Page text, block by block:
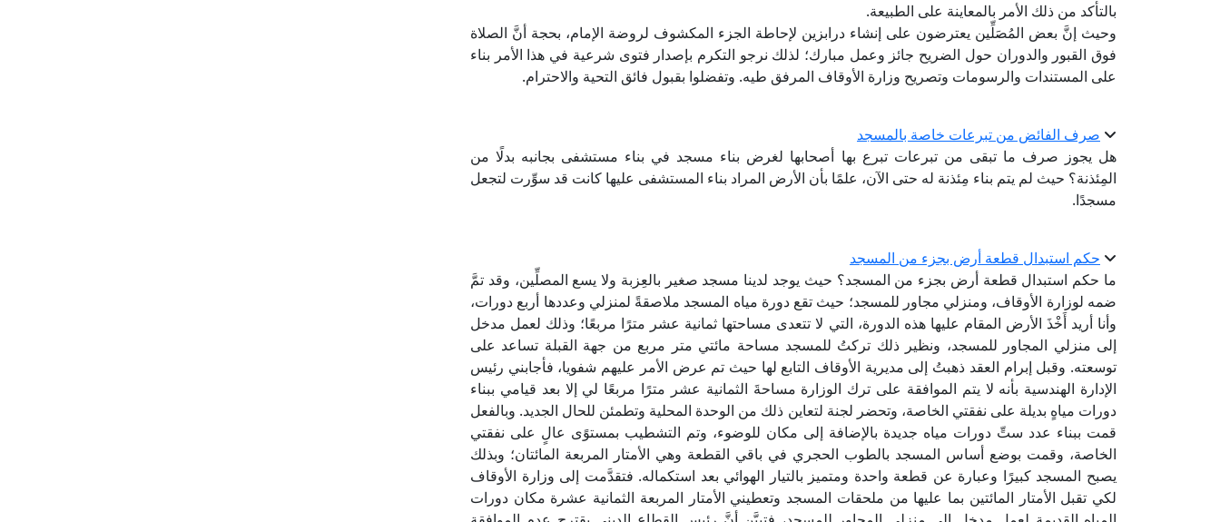
بالتأكد من ذلك الأمر بالمعاينة على الطبيعة.
وحيث إنَّ بعض المُصَلِّين يعترضون على إنشاء درابزين لإحاطة الجزء المكشوف لروضة الإمام، بحجة أنَّ الصلاة
فوق القبور والدوران حول الضريح جائز وعمل مبارك؛ لذلك نرجو التكرم بإصدار فتوى شرعية في هذا الأمر بناء
على المستندات والرسومات وتصريح وزارة الأوقاف المرفق طيه. وتفضلوا بقبول فائق التحية والاحترام.
صرف الفائض من تبرعات خاصة بالمسجد
هل يجوز صرف ما تبقى من تبرعات تبرع بها أصحابها لغرض بناء مسجد في بناء مستشفى بجانبه بدلًا من
المِئذنة؟ حيث لم يتم بناء مِئذنة له حتى الآن، علمًا بأن الأرض المراد بناء المستشفى عليها كانت قد سوِّرت لتجعل
مسجدًا.
حكم استبدال قطعة أرض بجزء من المسجد
ما حكم استبدال قطعة أرض بجزء من المسجد؟ حيث يوجد لدينا مسجد صغير بالعِزبة ولا يسع المصلِّين، وقد تمَّ
ضمه لوزارة الأوقاف، ومنزلي مجاور للمسجد؛ حيث تقع دورة مياه المسجد ملاصقةً لمنزلي وعددها أربع دورات،
وأنا أريد أَخْذَ الأرض المقام عليها هذه الدورة، التي لا تتعدى مساحتها ثمانية عشر مترًا مربعًا؛ وذلك لعمل مدخل
إلى منزلي المجاور للمسجد، ونظير ذلك تركتُ للمسجد مساحة مائتي متر مربع من جهة القبلة تساعد على
توسعته. وقبل إبرام العقد ذهبتُ إلى مديرية الأوقاف التابع لها حيث تم عرض الأمر عليهم شفويا، فأجابني رئيس
الإدارة الهندسية بأنه لا يتم الموافقة على ترك الوزارة مساحةَ الثمانية عشر مترًا مربعًا لي إلا بعد قيامي ببناء
دورات مياهٍ بديلة على نفقتي الخاصة، وتحضر لجنة لتعاين ذلك من الوحدة المحلية وتطمئن للحال الجديد. وبالفعل
قمت ببناء عدد ستِّ دورات مياه جديدة بالإضافة إلى مكان للوضوء، وتم التشطيب بمستوًى عالٍ على نفقتي
الخاصة، وقمت بوضع أساس المسجد بالطوب الحجري في باقي القطعة وهي الأمتار المربعة المائتان؛ وبذلك
يصبح المسجد كبيرًا وعبارة عن قطعة واحدة ومتميز بالتيار الهوائي بعد استكماله. فتقدَّمت إلى وزارة الأوقاف
لكي تقبل الأمتار المائتين بما عليها من ملحقات المسجد وتعطيني الأمتار المربعة الثمانية عشرة مكان دورات